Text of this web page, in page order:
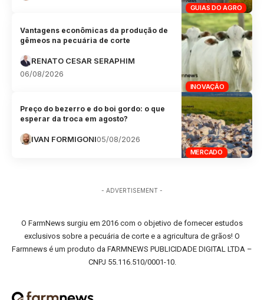
GUIAS DO AGRO
INOVAÇÃO
Vantagens econômicas da produção de
gêmeos na pecuária de corte
RENATO CESAR SERAPHIM
06/08/2026
MERCADO
Preço do bezerro e do boi gordo: o que
esperar da troca em agosto?
IVAN FORMIGONI05/08/2026
- ADVERTISEMENT -
O FarmNews surgiu em 2016 com o objetivo de fornecer estudos
exclusivos sobre a pecuária de corte e a agricultura de grãos! O
Farmnews é um produto da FARMNEWS PUBLICIDADE DIGITAL LTDA –
CNPJ 55.116.510/0001-10.